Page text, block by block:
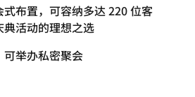
布置，可容纳多达 220 位客
活动的理想之选
举办私密聚会